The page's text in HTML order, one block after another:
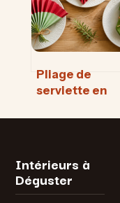
Pliage de
serviette en
modèles
moindre coût
Intérieurs à
Déguster